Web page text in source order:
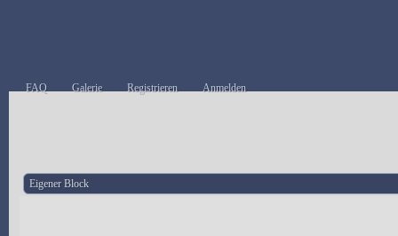
FAQ Galerie Registrieren Anmelden
Eigener Block